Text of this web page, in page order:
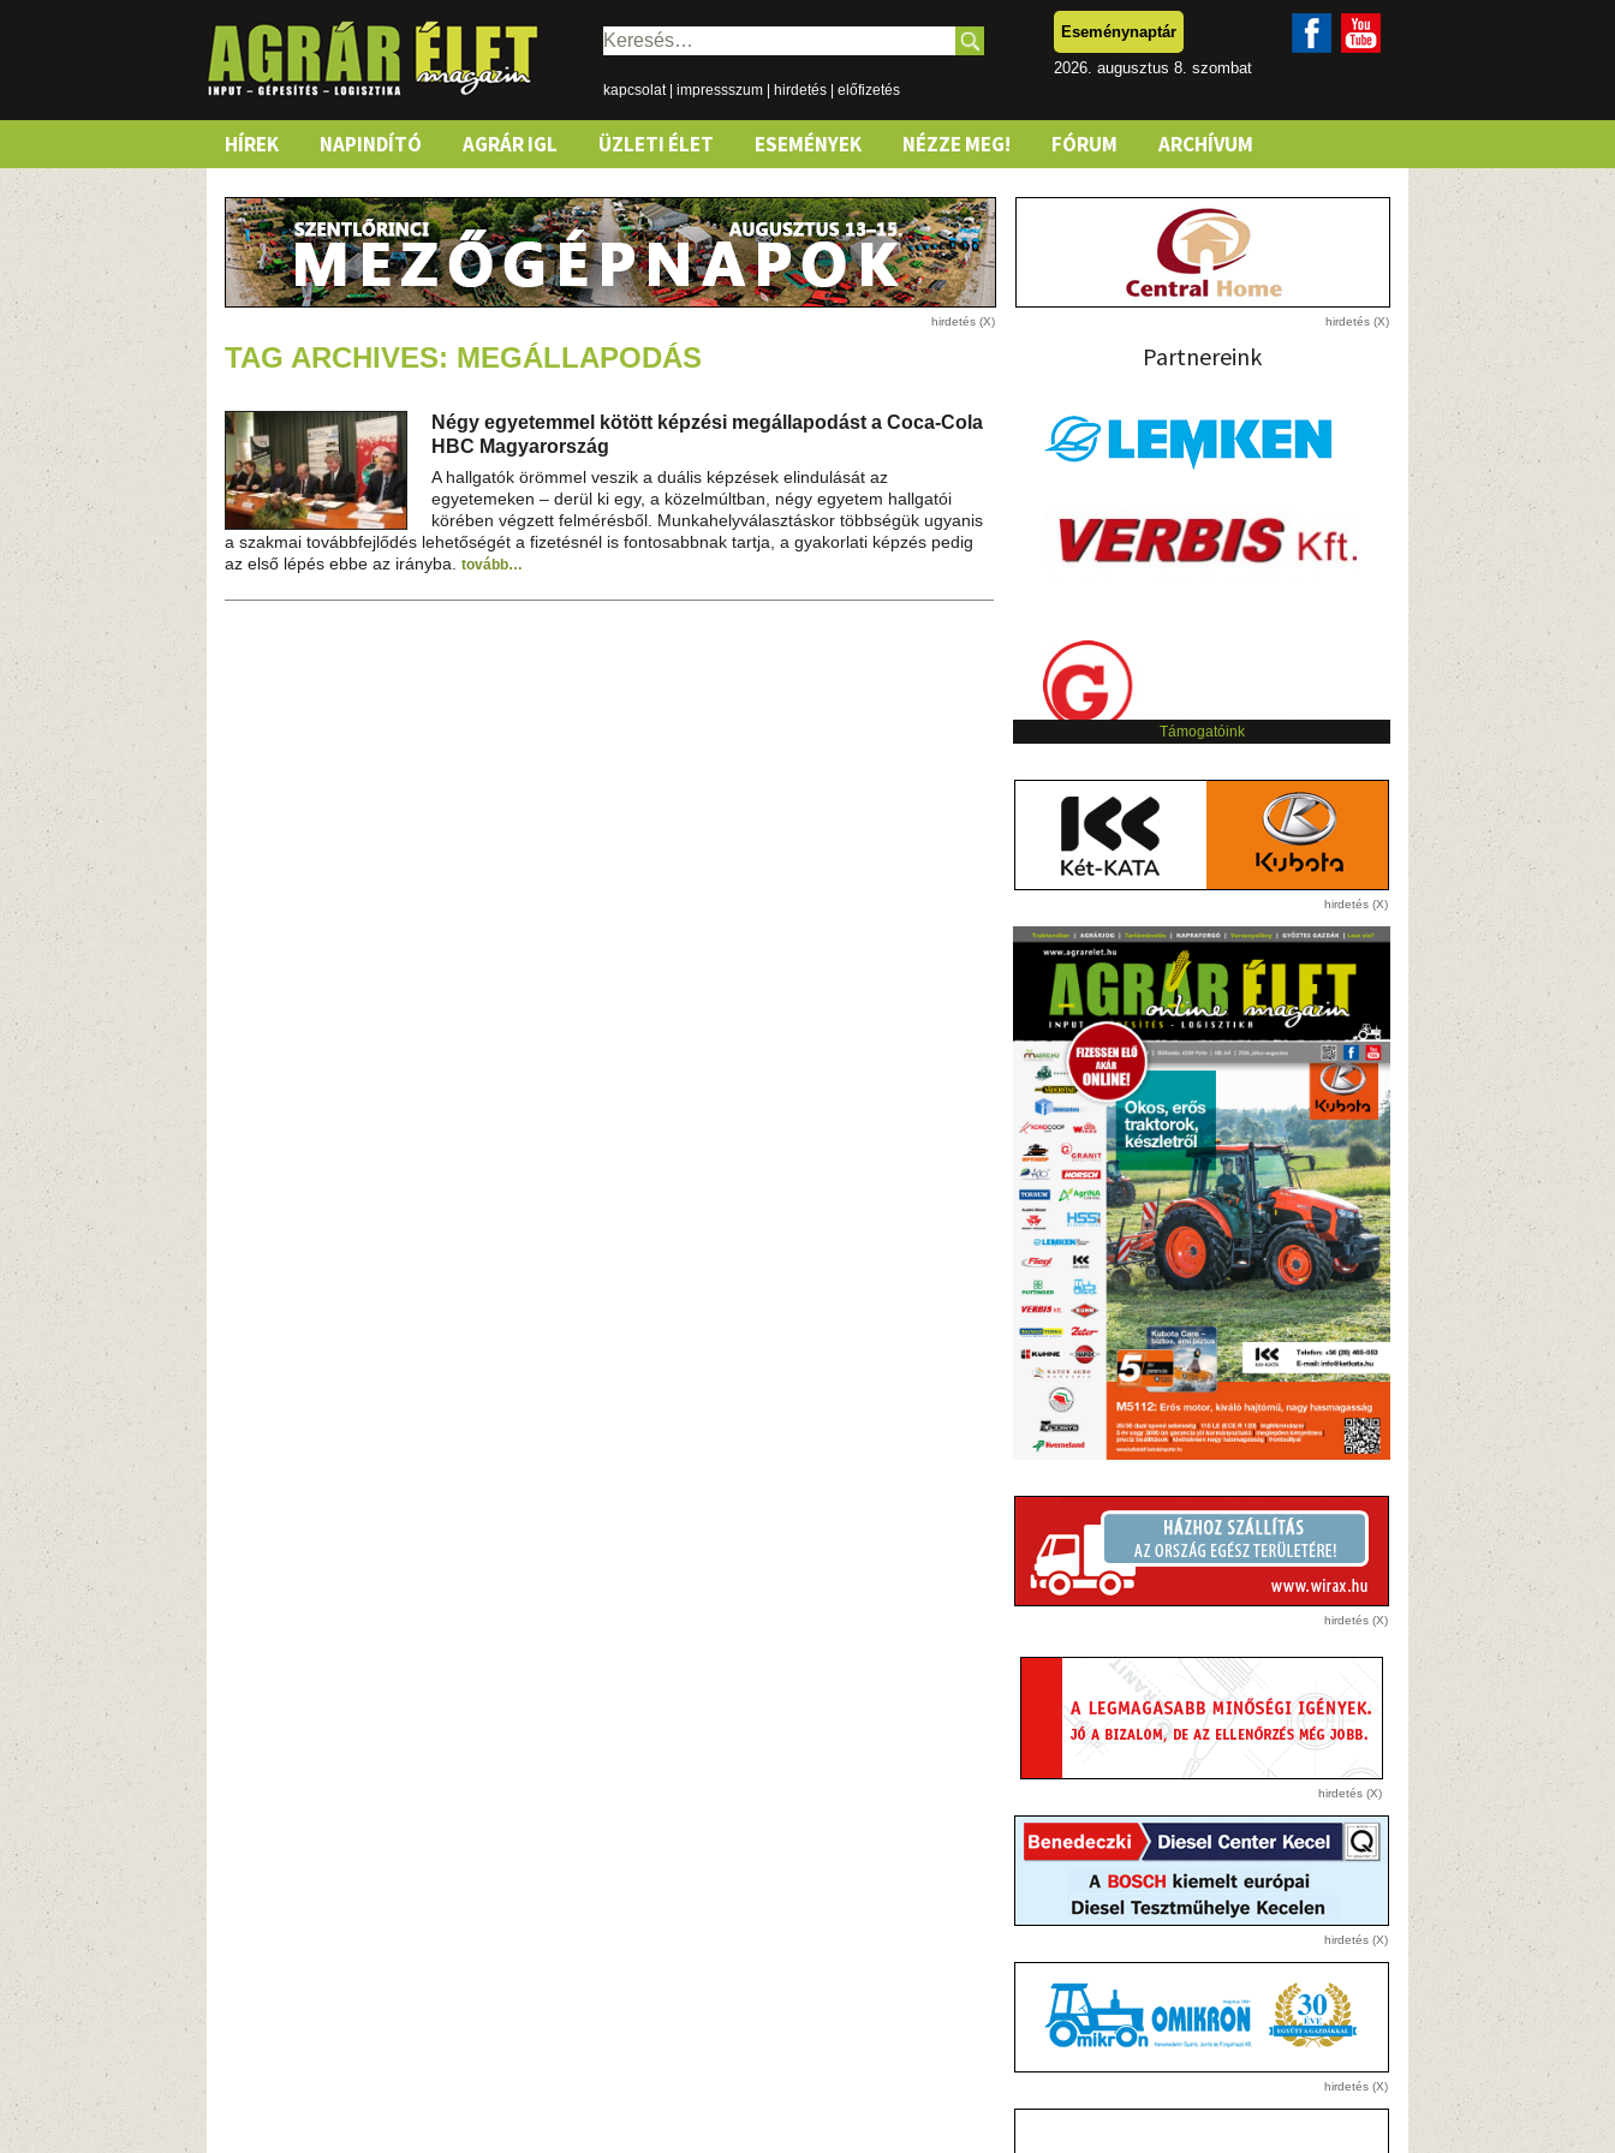
Keresés:
kapcsolat| impressszum hirdetés előfizetés
Eseménynaptár
2026. augusztus 8. szombat
Skip
content
HÍREK NAPINDÍTÓ AGRÁR IGL ÜZLETI ÉLET ESEMÉNYEK NÉZZE MEG! FÓRUM ARCHÍVUM
TAG ARCHIVES: MEGÁLLAPODÁS
Négy egyetemmel kötött képzési megállapodást a Coca-Cola
HBC Magyarország
A hallgatók örömmel veszik a duális képzések elindulását az
egyetemeken – derül ki egy, a közelmúltban, négy egyetem hallgatói
körében végzett felmérésből. Munkahelyválasztáskor többségük ugyanis
a szakmai továbbfejlődés lehetőségét a fizetésnél is fontosabbnak tartja, a gyakorlati képzés pedig
az első lépés ebbe az irányba. tovább…
Partnereink